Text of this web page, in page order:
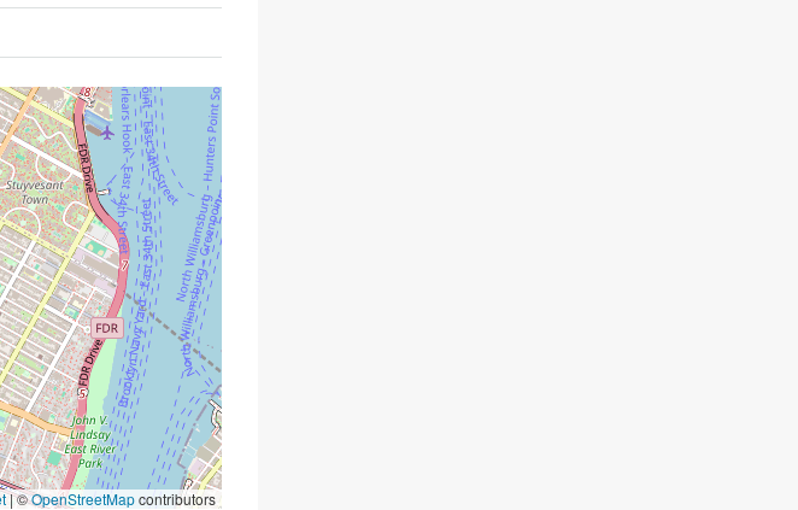
|©OpenStreetMapcontributors